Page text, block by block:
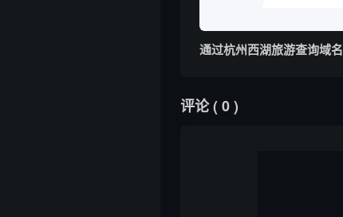
通过杭州西湖旅游查询域名
评论( 0 )